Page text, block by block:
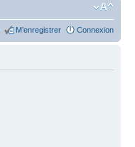
M’enregistrer Connexion